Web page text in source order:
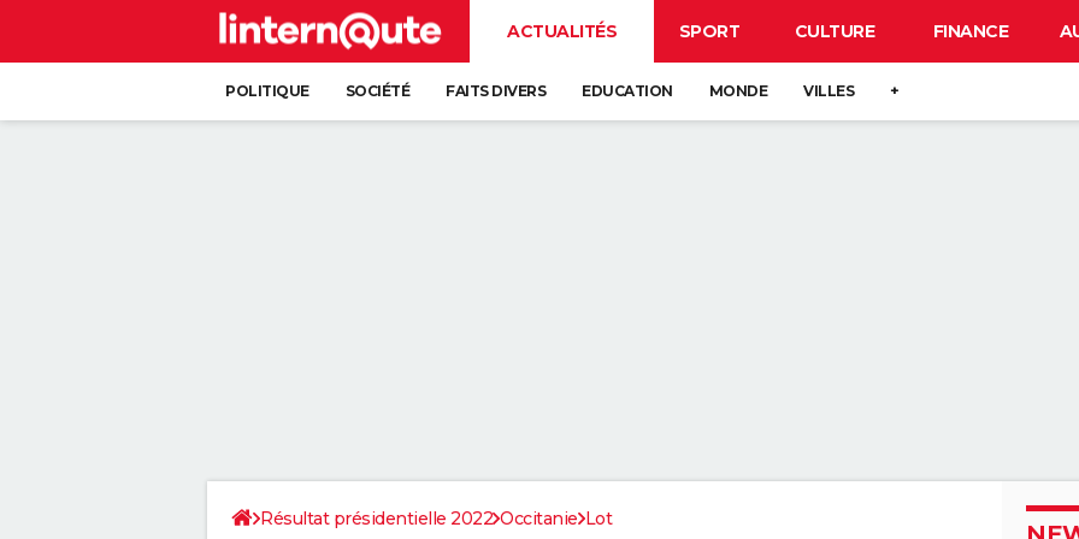
ACTUALITÉS SPORT CULTURE FINANCE
POLITIQUE SOCIÉTÉ FAITS DIVERS EDUCATION MONDE VILLES +
Résultat présidentielle 2022 Occitanie Lot